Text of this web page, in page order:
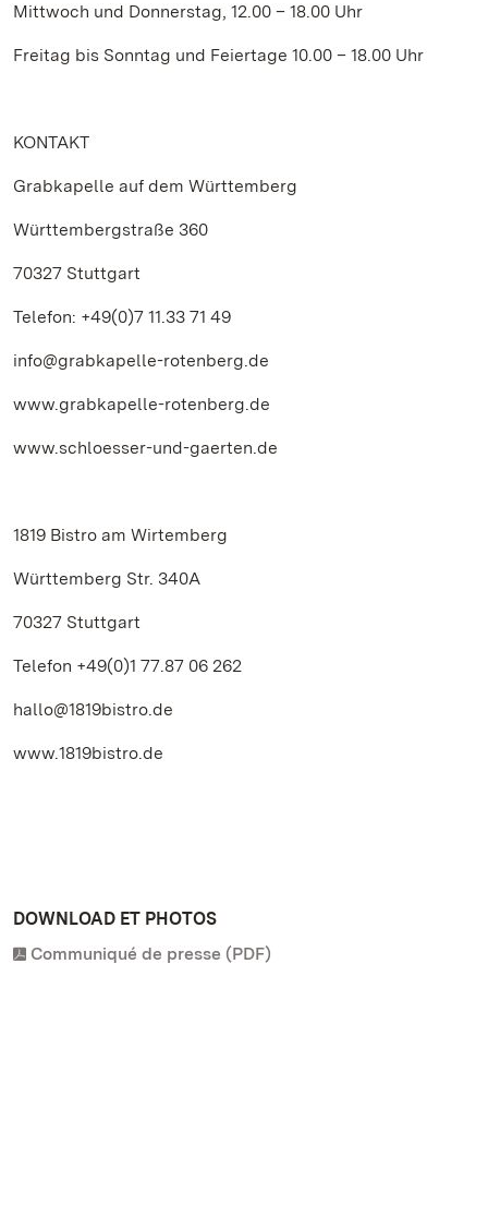
Mittwoch und Donnerstag, 12.00 – 18.00 Uhr
Freitag bis Sonntag und Feiertage 10.00 – 18.00 Uhr
KONTAKT
Grabkapelle auf dem Württemberg
Württembergstraße 360
70327 Stuttgart
Telefon: +49(0)7 11.33 71 49
info@grabkapelle-rotenberg.de
www.grabkapelle-rotenberg.de
www.schloesser-und-gaerten.de
1819 Bistro am Wirtemberg
Württemberg Str. 340A
70327 Stuttgart
Telefon +49(0)1 77.87 06 262
hallo@1819bistro.de
www.1819bistro.de
DOWNLOAD ET PHOTOS
Communiqué de presse (PDF)